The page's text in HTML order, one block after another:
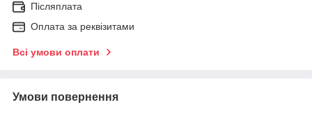
Післяплата
Оплата за реквізитами
Всі умови оплати
Умови повернення